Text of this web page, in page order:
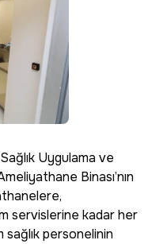
Uygulama ve
Binası’nın
servislerine kadar her
personelinin